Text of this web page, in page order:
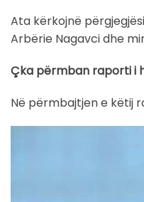
Ata kërkojnë
Arbërie Nagavci dhe
Çka përmban raporti i
Në përmbajtjen e këtij